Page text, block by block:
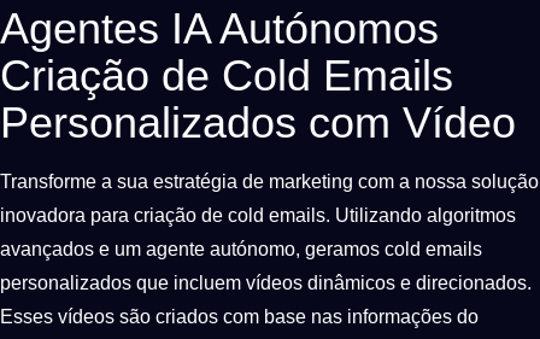
Agentes IA Autónomos
Criação de Cold Emails
Personalizados com Vídeo
Transforme a sua estratégia de marketing com a nossa solução
inovadora para criação de cold emails. Utilizando algoritmos
avançados e um agente autónomo, geramos cold emails
personalizados que incluem vídeos dinâmicos e direcionados.
Esses vídeos são criados com base nas informações do